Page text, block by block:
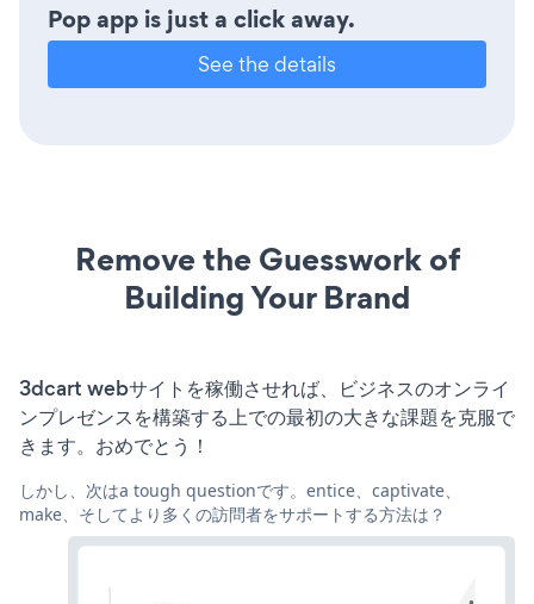
Pop app is just a click away.
See the details
Remove the Guesswork of
Building Your Brand
3dcart webサイトを稼働させれば、ビジネスのオンライ
ンプレゼンスを構築する上での最初の大きな課題を克服で
きます。おめでとう！
しかし、次はa tough questionです。entice、captivate、
make、そしてより多くの訪問者をサポートする方法は？